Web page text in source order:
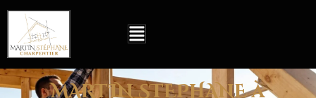
MARTIN STEPHANE à